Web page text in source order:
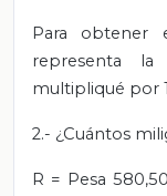
Para obtener
representa
multipliqué por
2.- ¿Cuántos
R = Pesa